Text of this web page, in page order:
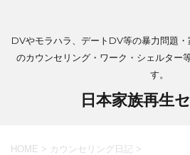
DVやモラハラ、デートDV等の暴力問題
のカウンセリング・ワーク・シェルター
す。
日本家族再生
HOME > カウンセリング日記 >